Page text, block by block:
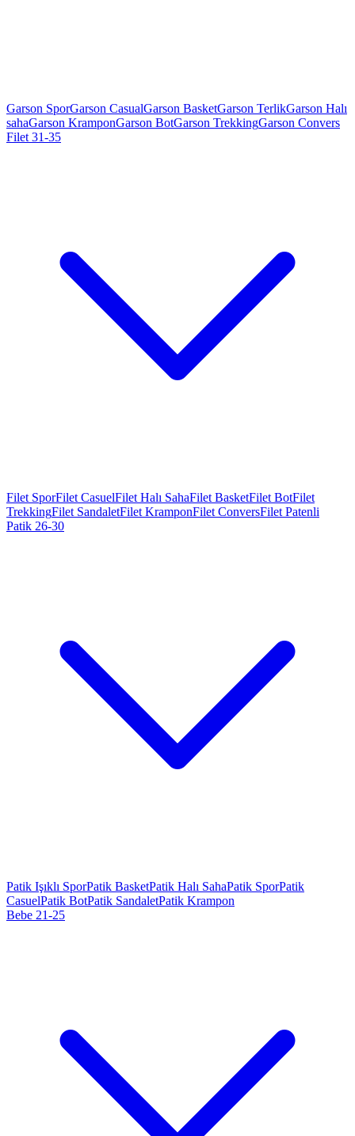
Garson SporGarson CasualGarson BasketGarson TerlikGarson Halı
sahaGarson KramponGarson BotGarson TrekkingGarson Convers
Filet 31-35
Filet SporFilet CasuelFilet Halı SahaFilet BasketFilet BotFilet
TrekkingFilet SandaletFilet KramponFilet ConversFilet Patenli
Patik 26-30
Patik Işıklı SporPatik BasketPatik Halı SahaPatik SporPatik
CasuelPatik BotPatik SandaletPatik Krampon
Bebe 21-25